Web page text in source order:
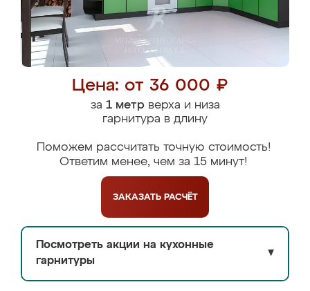
Цена: от 36 000 ₽
за 1 метрверха и низа
гарнитура в длину
Поможем рассчитать точную стоимость!
Ответим менее, чем за 15 минут!
ЗАКАЗАТЬ РАСЧЁТ
Посмотреть акции на кухонные
гарнитуры
▼